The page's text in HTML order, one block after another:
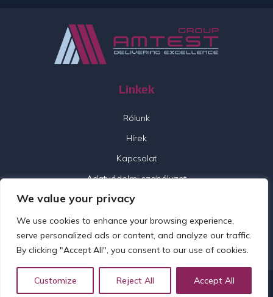
We value your privacy
We use cookies to enhance your browsing experience,
serve personalized ads or content, and analyze our traffic.
By clicking "Accept All", you consent to our use of cookies.
Customize Reject All Accept All
Linkek
Rólunk
Hírek
Kapcsolat
Adatvédelmi szabályzat
© 2026 Amtest Group